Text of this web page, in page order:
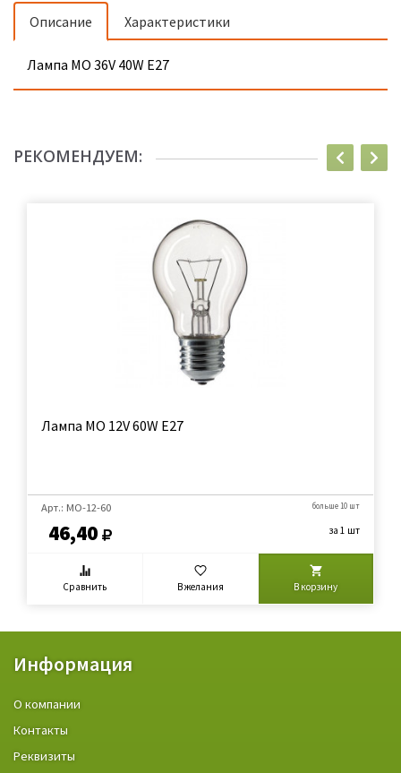
Описание Характеристики
Лампа МО 36V 40W E27
РЕКОМЕНДУЕМ:
Лампа МО 12V 60W E27
Арт.: МО-12-60
46,40
больше 10 шт
за 1 шт
Сравнить В желания В корзину
Информация
О компании
Контакты
Реквизиты